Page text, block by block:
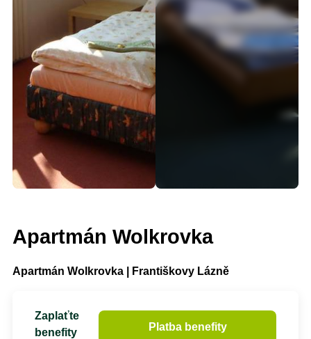
Apartmán Wolkrovka
Apartmán Wolkrovka | Františkovy Lázně
Zaplaťte
benefity
Platba benefity